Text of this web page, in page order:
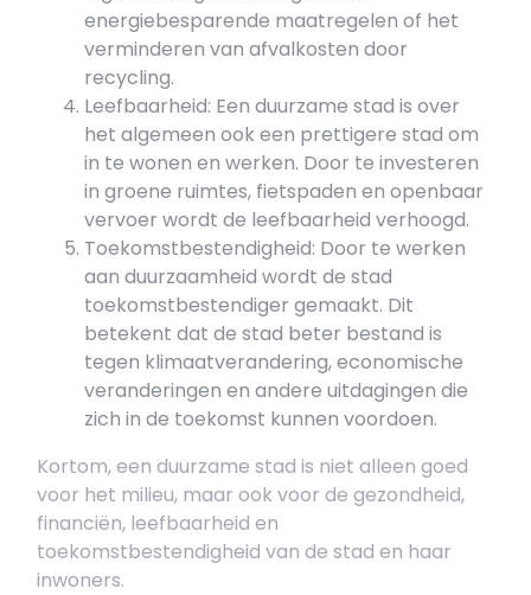
energiebesparende maatregelen of het
verminderen van afvalkosten door
recycling.
Leefbaarheid: Een duurzame stad is over
het algemeen ook een prettigere stad om
in te wonen en werken. Door te investeren
in groene ruimtes, fietspaden en openbaar
vervoer wordt de leefbaarheid verhoogd.
Toekomstbestendigheid: Door te werken
aan duurzaamheid wordt de stad
toekomstbestendiger gemaakt. Dit
betekent dat de stad beter bestand is
tegen klimaatverandering, economische
veranderingen en andere uitdagingen die
zich in de toekomst kunnen voordoen.
Kortom, een duurzame stad is niet alleen goed
voor het milieu, maar ook voor de gezondheid,
financiën, leefbaarheid en
toekomstbestendigheid van de stad en haar
inwoners.